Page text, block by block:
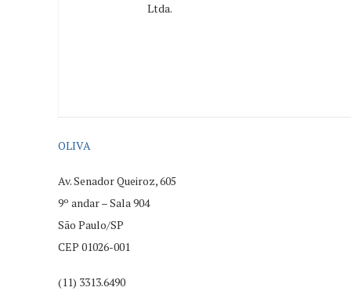
Ltda.
OLIVA
Av. Senador Queiroz, 605
9º andar – Sala 904
São Paulo/SP
CEP 01026-001
(11) 3313.6490